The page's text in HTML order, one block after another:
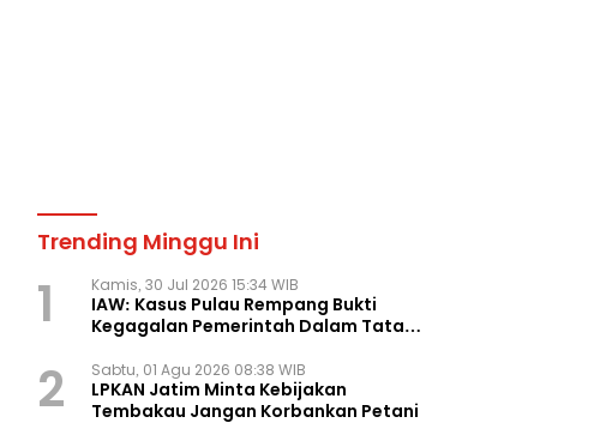
Trending Minggu Ini
1 Kamis, 30 Jul 2026 15:34 WIB
IAW: Kasus Pulau Rempang Bukti
Kegagalan Pemerintah Dalam Tata
2 Sabtu, 01 Agu 2026 08:38 WIB
LPKAN Jatim Minta Kebijakan
Tembakau Jangan Korbankan Petani